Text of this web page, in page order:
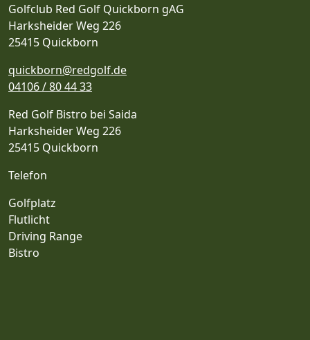
Golfclub Red Golf Quickborn gAG
Harksheider Weg 226
25415 Quickborn
quickborn@redgolf.de
04106 / 80 44 33
Red Golf Bistro bei Saida
Harksheider Weg 226
25415 Quickborn
Telefon
Golfplatz
Flutlicht
Driving Range
Bistro